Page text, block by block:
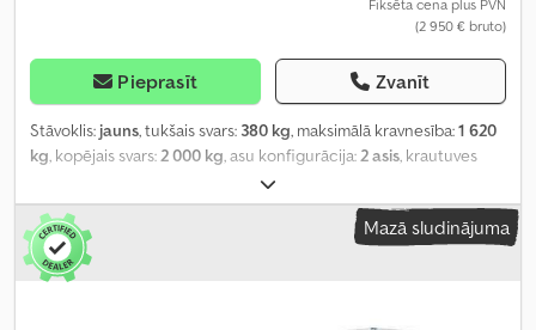
Fiksēta cena plus PVN
(2 950 € bruto)
Pieprasīt Zvanīt
Stāvoklis: jauns, tukšais svars: 380 kg, maksimālā kravnesība:1 620
kg, kopējais svars:2 000 kg, asu konfigurācija:2 asis, krautuves
, iekraušanas vietas platums:
iekraušanas telpas augstums:350 mm, iekraušanas telpas tilpums:
2,1 m³, krāsa: 1 050 mm, darba platums:
1 740 mm
Mazā sludinājuma